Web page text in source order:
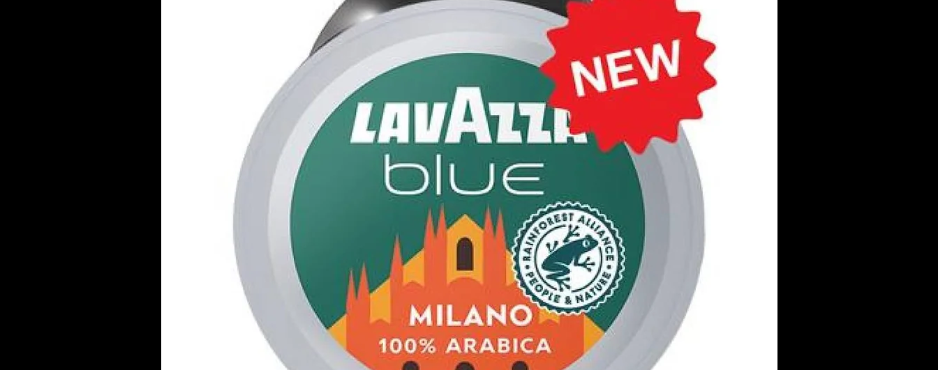
optimale et une meilleure diffusion des arômes.
Facile à installer : Remplacez votre joint usé en
quelques secondes pour prolonger la durée de vie
de votre machine à café.
Dimensions standard : Ø 86 mm, idéal pour la
plupart des modèles de cafetière Moka Bialetti.
Ne laissez pas un joint abîmé altérer votre plaisir
du café ! Commandez dès maintenant votre set de
joints et filtre Bialetti et profitez d’un espresso
maison authentique, préparé avec une cafetière en
parfait état.